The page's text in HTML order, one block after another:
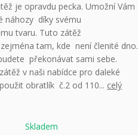
je opravdu pecka. Umožní Vám
náhozy díky svému
tvaru. Tuto zátěž
tam, kde není členité dno.
překonávat sami sebe.
v naši nabídce pro daleké
obratlík č.2 od 110... celý
Skladem